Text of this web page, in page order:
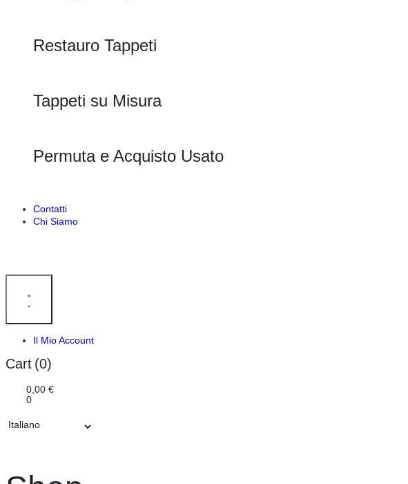
Restauro Tappeti
Tappeti su Misura
Permuta e Acquisto Usato
Contatti
Chi Siamo
Il Mio Account
Cart (0)
0,00 €
0